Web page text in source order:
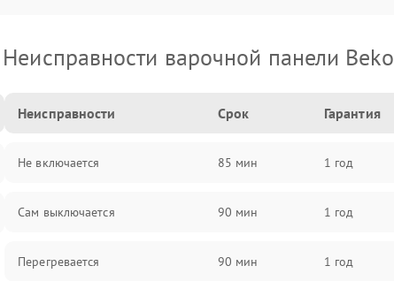
Неисправности варочной панели Beko
Неисправности Срок Гарантия
Не включается 85 мин 1 год
Сам выключается 90 мин 1 год
Перегревается 90 мин 1 год